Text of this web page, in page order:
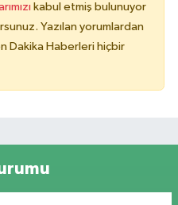
kabul etmiş bulunuyor
Yazılan yorumlardan
Dakika Haberleri hiçbir